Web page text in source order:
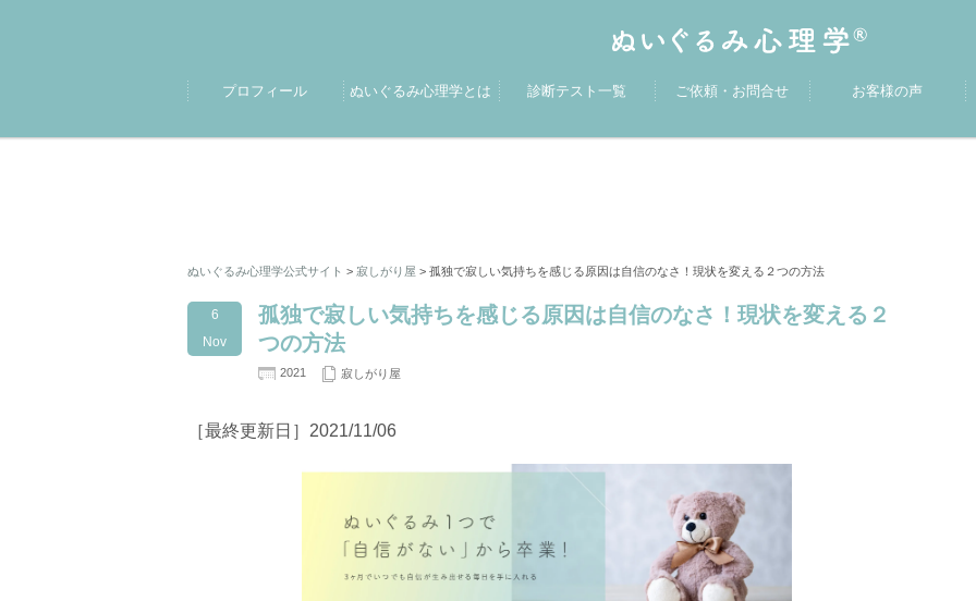
プロフィール ぬいぐるみ心理学とは 診断テスト一覧 ご依頼・お問合せ お客様の声
ぬいぐるみ心理学公式サイト > 寂しがり屋 > 孤独で寂しい気持ちを感じる原因は自信のなさ！現状を変える２つの方法
6
Nov
孤独で寂しい気持ちを感じる原因は自信のなさ！現状を変える２
つの方法
2021 寂しがり屋
［最終更新日］2021/11/06